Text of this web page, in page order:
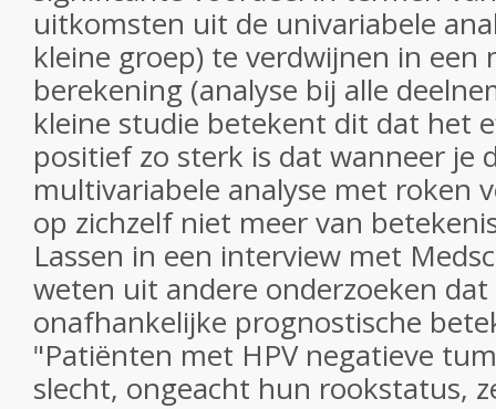
uitkomsten uit de univariabele
kleine groep) te verdwijnen in een
berekening (analyse bij alle
kleine studie betekent dit dat het
positief zo sterk is dat wanneer je
multivariabele analyse met roken
op zichzelf niet meer van
Lassen in een interview met
weten uit andere onderzoeken
onafhankelijke prognostische
"Patiënten met HPV negatieve
slecht, ongeacht hun rookstatus,